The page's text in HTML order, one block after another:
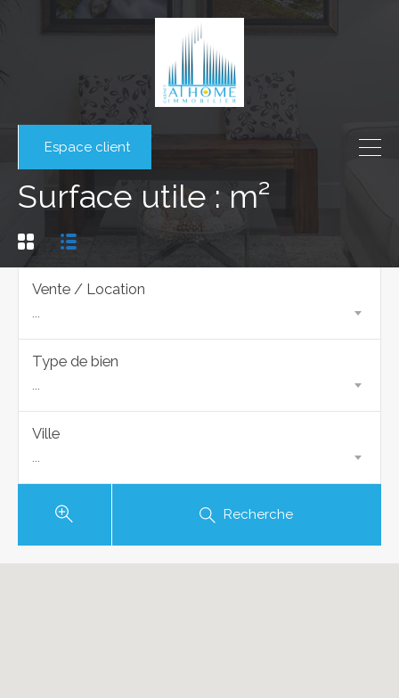
Espace client
Surface utile : m²
Vente / Location
...
Type de bien
...
Ville
...
Recherche